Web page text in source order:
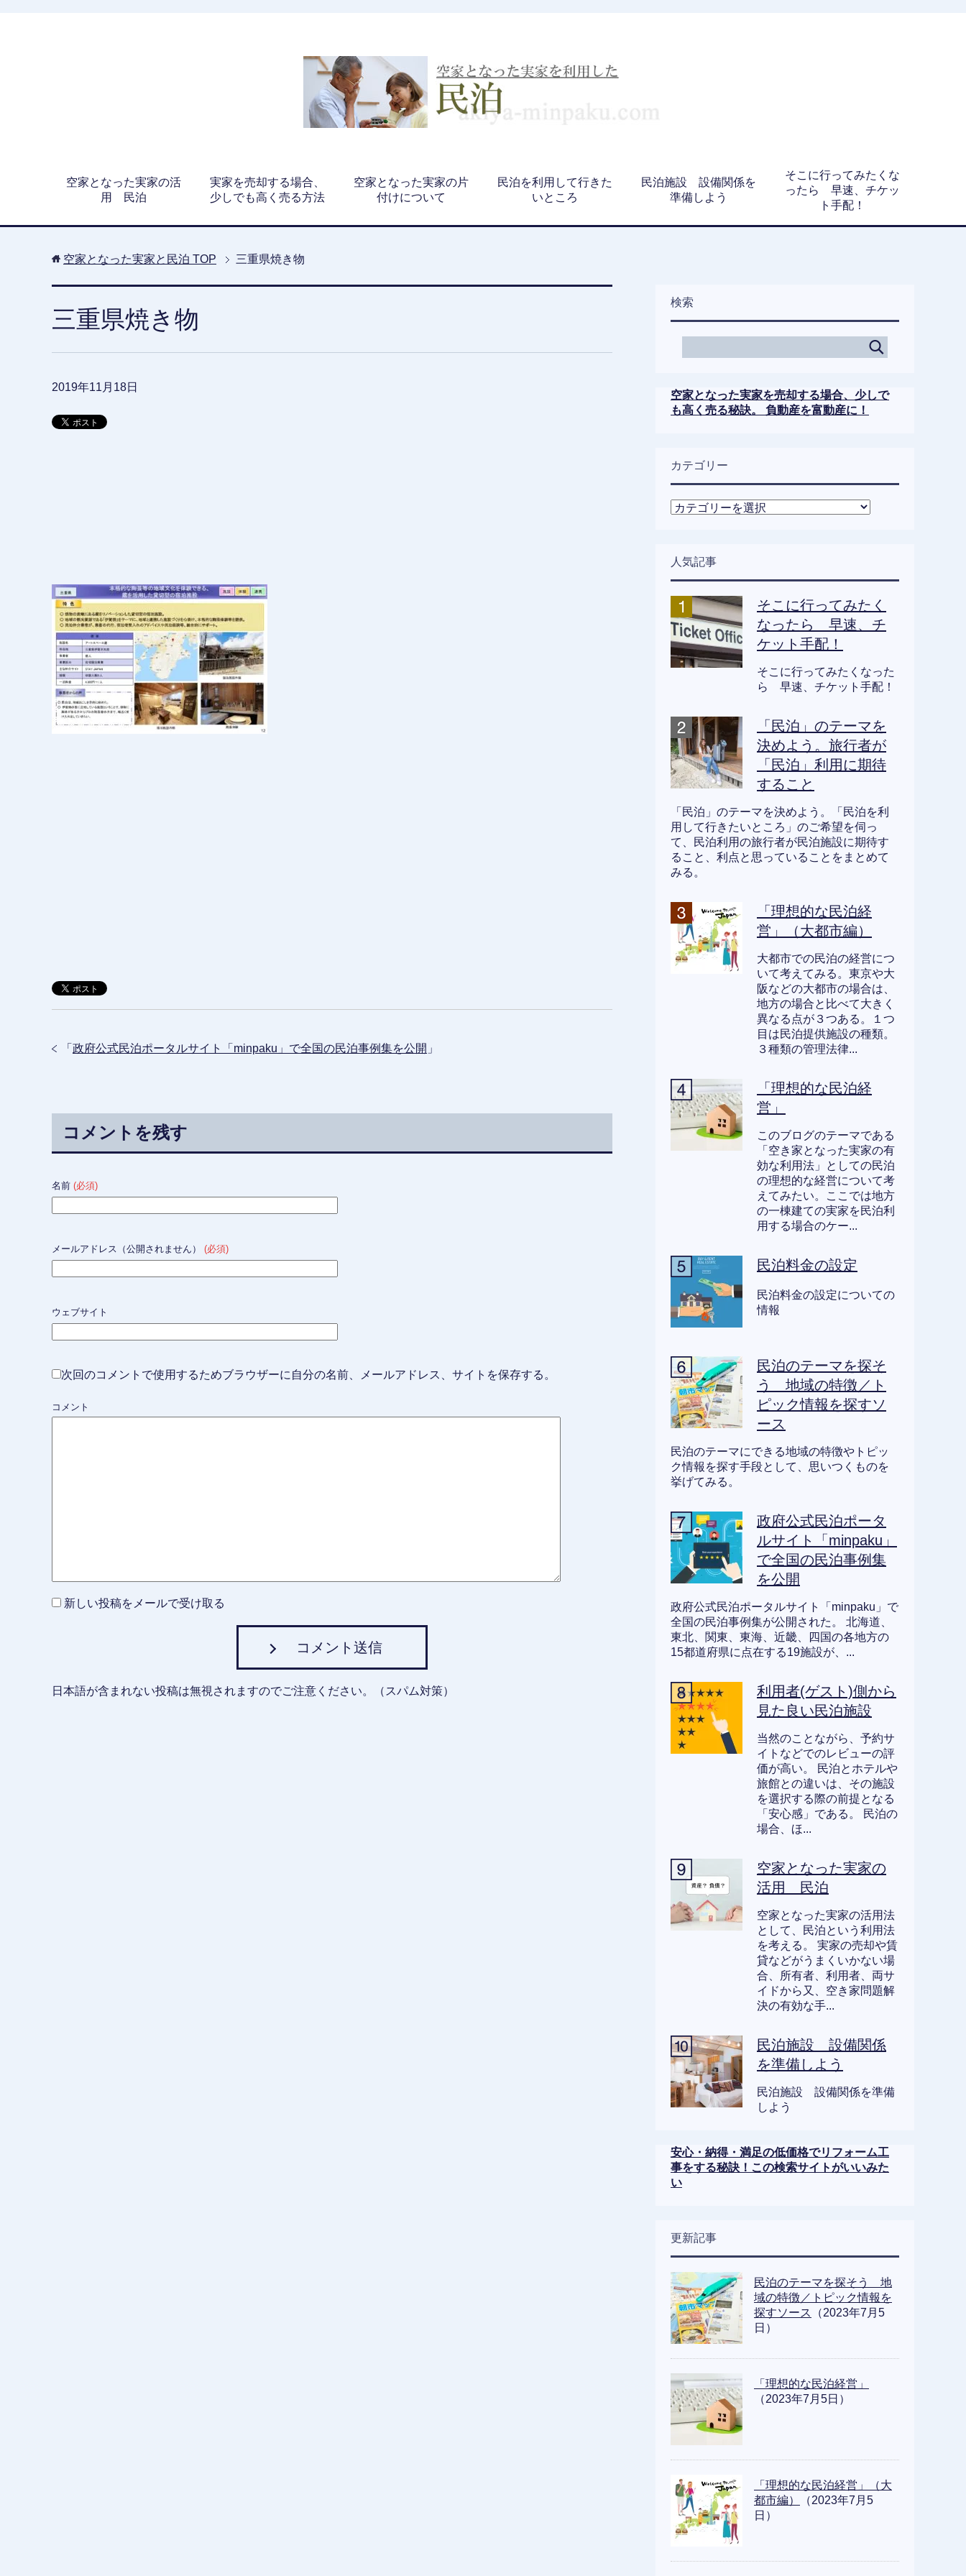
空家となった実家の活
用 民泊
実家を売却する場合、
少しでも高く売る方法
空家となった実家の片
付けについて
民泊を利用して行きた
いところ
民泊施設 設備関係を
準備しよう
そこに行ってみたくな
ったら 早速、チケッ
ト手配！
空家となった実家と民泊 TOP 三重県焼き物
三重県焼き物
2019年11月18日
「 政府公式民泊ポータルサイト「minpaku」で全国の民泊事例集を公開 」
コメントを残す
名前 (必須)
メールアドレス（公開されません） (必須)
ウェブサイト
次回のコメントで使用するためブラウザーに自分の名前、メールアドレス、サイトを保存する。
コメント
新しい投稿をメールで受け取る
コメント送信
日本語が含まれない投稿は無視されますのでご注意ください。（スパム対策）
検索
空家となった実家を売却する場合、少しで
も高く売る秘訣。 負動産を富動産に！
カテゴリー
カ
ー
人気記事
そこに行ってみたく
なったら 早速、チ
ケット手配！
そこに行ってみたくなった
ら 早速、チケット手配！
「民泊」のテーマを
決めよう。旅行者が
「民泊」利用に期待
すること
「民泊」のテーマを決めよう。「民泊を利
用して行きたいところ」のご希望を伺っ
て、民泊利用の旅行者が民泊施設に期待す
ること、利点と思っていることをまとめて
みる。
「理想的な民泊経
営」（大都市編）
大都市での民泊の経営につ
いて考えてみる。東京や大
阪などの大都市の場合は、
地方の場合と比べて大きく
異なる点が３つある。１つ
目は民泊提供施設の種類。
３種類の管理法律...
「理想的な民泊経
営」
このブログのテーマである
「空き家となった実家の有
効な利用法」としての民泊
の理想的な経営について考
えてみたい。ここでは地方
の一棟建ての実家を民泊利
用する場合のケー...
民泊料金の設定
民泊料金の設定についての
情報
民泊のテーマを探そ
う 地域の特徴／ト
ピック情報を探すソ
ース
民泊のテーマにできる地域の特徴やトピッ
ク情報を探す手段として、思いつくものを
挙げてみる。
政府公式民泊ポータ
ルサイト「minpaku」
で全国の民泊事例集
を公開
政府公式民泊ポータルサイト「minpaku」で
全国の民泊事例集が公開された。 北海道、
東北、関東、東海、近畿、四国の各地方の
15都道府県に点在する19施設が、...
利用者(ゲスト)側から
見た良い民泊施設
当然のことながら、予約サ
イトなどでのレビューの評
価が高い。 民泊とホテルや
旅館との違いは、その施設
を選択する際の前提となる
「安心感」である。 民泊の
場合、ほ...
空家となった実家の
活用 民泊
空家となった実家の活用法
として、民泊という利用法
を考える。 実家の売却や賃
貸などがうまくいかない場
合、所有者、利用者、両サ
イドから又、空き家問題解
決の有効な手...
民泊施設 設備関係
を準備しよう
民泊施設 設備関係を準備
しよう
安心・納得・満足の低価格でリフォーム工
事をする秘訣！この検索サイトがいいみた
い
更新記事
民泊のテーマを探そう 地
域の特徴／トピック情報を
探すソース
（2023年7月5
日）
「理想的な民泊経営」
（2023年7月5日）
「理想的な民泊経営」（大
都市編）
（2023年7月5
日）